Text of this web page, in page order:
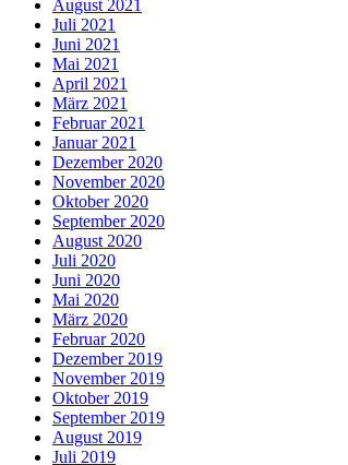
August 2021
Juli 2021
Juni 2021
Mai 2021
April 2021
März 2021
Februar 2021
Januar 2021
Dezember 2020
November 2020
Oktober 2020
September 2020
August 2020
Juli 2020
Juni 2020
Mai 2020
März 2020
Februar 2020
Dezember 2019
November 2019
Oktober 2019
September 2019
August 2019
Juli 2019